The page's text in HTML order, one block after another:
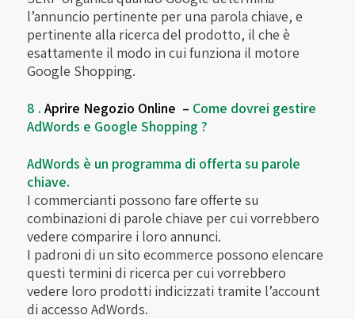
l’annuncio pertinente per una parola chiave, e
pertinente alla ricerca del prodotto, il che è
esattamente il modo in cui funziona il motore
Google Shopping.
8 . Aprire Negozio Online – Come dovrei gestire
AdWords e Google Shopping ?
AdWords è un programma di offerta su parole
chiave.
I commercianti possono fare offerte su
combinazioni di parole chiave per cui vorrebbero
vedere comparire i loro annunci.
I padroni di un sito ecommerce possono elencare
questi termini di ricerca per cui vorrebbero
vedere loro prodotti indicizzati tramite l’account
di accesso AdWords.